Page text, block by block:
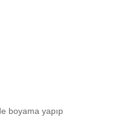
boyama yapıp